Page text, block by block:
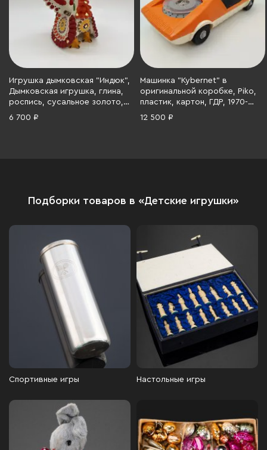
Игрушка дымковская "Индюк",
Дымковская игрушка, глина,
роспись, сусальное золото,
СССР, 1980-1990 гг.
6 700 ₽
Машинка "Kybernet" в
оригинальной коробке, Piko,
пластик, картон, ГДР, 1970-
1980 гг.
12 500 ₽
Подборки товаров в «Детские игрушки»
Спортивные игры Настольные игры